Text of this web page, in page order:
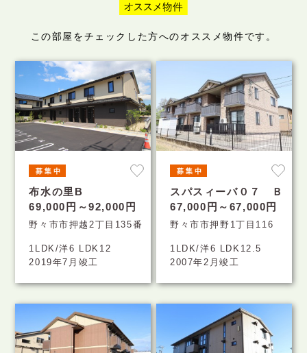
この部屋をチェックした方へのオススメ物件です。
布水の里B
69,000円～92,000円
野々市市押越2丁目135番
1LDK/洋6 LDK12
2019年7月竣工
スパスィーバ０７ Ｂ
67,000円～67,000円
野々市市押野1丁目116
1LDK/洋6 LDK12.5
2007年2月竣工